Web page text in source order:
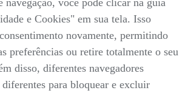
e Cookies" em sua tela. Isso
novamente, permitindo
preferências ou retire totalmente o seu
disso, diferentes navegadores
para bloquear e excluir